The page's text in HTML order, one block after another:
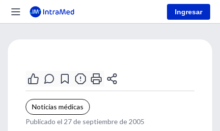
Ingresar
Noticias médicas
Publicado el 27 de septiembre de 2005